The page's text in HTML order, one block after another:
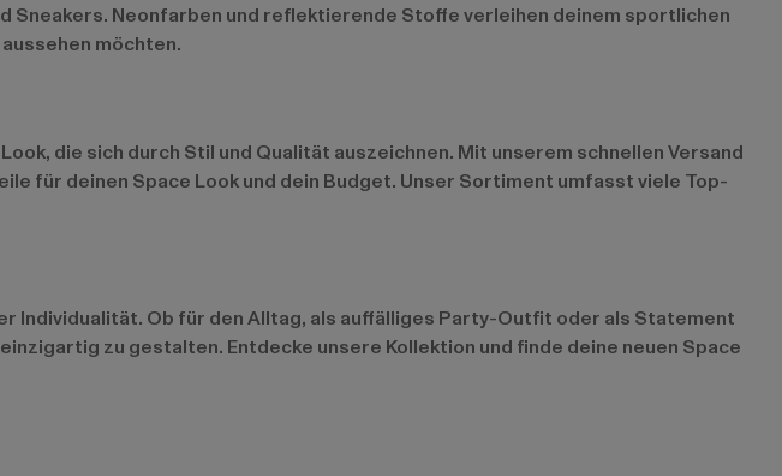
Sneakers. Neonfarben und reflektierende Stoffe verleihen deinem sportlichen
möchten.
die sich durch Stil und Qualität auszeichnen. Mit unserem schnellen Versand
für deinen Space Look und dein Budget. Unser Sortiment umfasst viele Top-
Individualität. Ob für den Alltag, als auffälliges Party-Outfit oder als Statement
zu gestalten. Entdecke unsere Kollektion und finde deine neuen Space